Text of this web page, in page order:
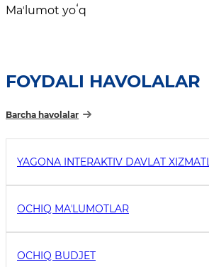
Maʼlumot yoʻq
FOYDALI HAVOLALAR
Barcha havolalar
YAGONA INTERAKTIV DAVLAT
OCHIQ MAʼLUMOTLAR
OCHIQ BUDJET